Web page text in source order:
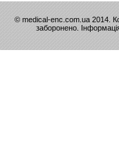
© medical-enc.com.ua 2014.
заборонено.